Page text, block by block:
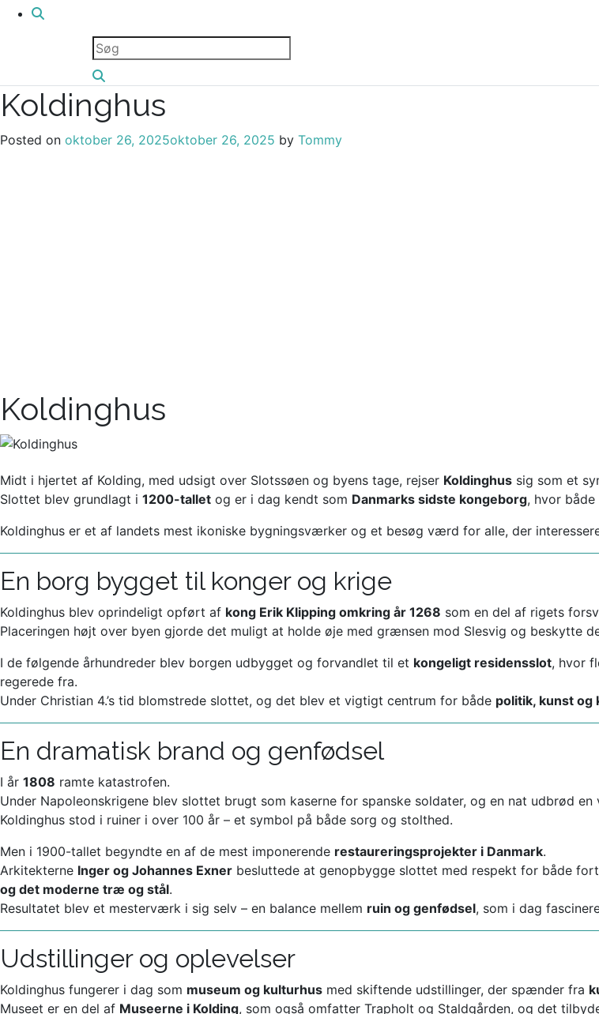
Koldinghus
Posted on oktober 26, 2025oktober 26, 2025 by Tommy
Koldinghus
Midt i hjertet af Kolding, med udsigt over Slotssøen og byens tage, rejser Koldinghus sig som et
Slottet blev grundlagt i 1200-tallet og er i dag kendt som Danmarks sidste kongeborg, hvor
Koldinghus er et af landets mest ikoniske bygningsværker og et besøg værd for alle, der
En borg bygget til konger og krige
Koldinghus blev oprindeligt opført af kong Erik Klipping omkring år 1268 som en del af rigets
Placeringen højt over byen gjorde det muligt at holde øje med grænsen mod Slesvig og beskytte
I de følgende århundreder blev borgen udbygget og forvandlet til et kongeligt residensslot, hvor
regerede fra.
Under Christian 4.’s tid blomstrede slottet, og det blev et vigtigt centrum for både politik, kunst og
En dramatisk brand og genfødsel
I år 1808 ramte katastrofen.
Under Napoleonskrigene blev slottet brugt som kaserne for spanske soldater, og en nat udbrød
Koldinghus stod i ruiner i over 100 år – et symbol på både sorg og stolthed.
Men i 1900-tallet begyndte en af de mest imponerende restaureringsprojekter i Danmark.
Arkitekterne Inger og Johannes Exner besluttede at genopbygge slottet med respekt for både
og det moderne træ og stål.
Resultatet blev et mesterværk i sig selv – en balance mellem ruin og genfødsel, som i dag
Udstillinger og oplevelser
Koldinghus fungerer i dag som museum og kulturhus med skiftende udstillinger, der spænder fra
Museet er en del af Museerne i Kolding, som også omfatter Trapholt og Staldgården, og det